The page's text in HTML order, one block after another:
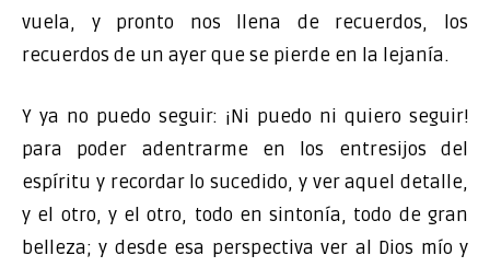
vuela, y pronto nos llena de recuerdos, los
recuerdos de un ayer que se pierde en la lejanía.
Y ya no puedo seguir: ¡Ni puedo ni quiero seguir!
para poder adentrarme en los entresijos del
espíritu y recordar lo sucedido, y ver aquel detalle,
y el otro, y el otro, todo en sintonía, todo de gran
belleza; y desde esa perspectiva ver al Dios mío y